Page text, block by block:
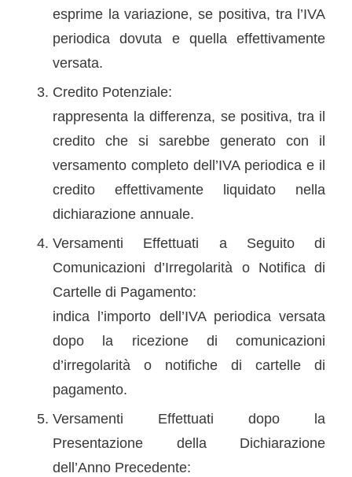
esprime la variazione, se positiva, tra l’IVA
periodica dovuta e quella effettivamente
versata.
Credito Potenziale:
rappresenta la differenza, se positiva, tra il
credito che si sarebbe generato con il
versamento completo dell’IVA periodica e il
credito effettivamente liquidato nella
dichiarazione annuale.
Versamenti Effettuati a Seguito di
Comunicazioni d’Irregolarità o Notifica di
Cartelle di Pagamento:
indica l’importo dell’IVA periodica versata
dopo la ricezione di comunicazioni
d’irregolarità o notifiche di cartelle di
pagamento.
Versamenti Effettuati dopo la
Presentazione della Dichiarazione
dell’Anno Precedente: